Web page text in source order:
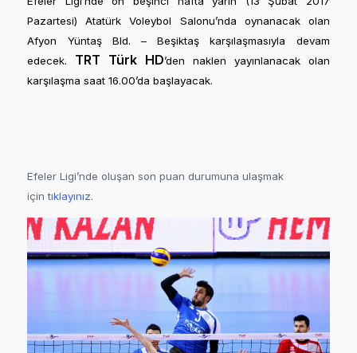
Pazartesi) Atatürk Voleybol Salonu’nda oynanacak olan
Afyon Yüntaş Bld. – Beşiktaş karşılaşmasıyla devam
edecek. TRT Türk HD’den naklen yayınlanacak olan
karşılaşma saat 16.00’da başlayacak.
Efeler Ligi’nde oluşan son puan durumuna ulaşmak
içintıklayınız.